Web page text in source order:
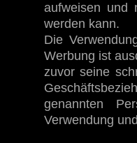
aufweisen und
werden kann.
Die
Werbung ist
zuvor seine
genannten
Verwendung